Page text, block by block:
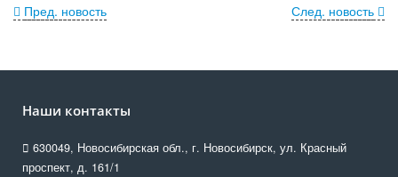
След. новость
Пред. новость
Наши контакты
630049, Новосибирская обл., г. Новосибирск, ул. Красный
проспект, д. 161/1